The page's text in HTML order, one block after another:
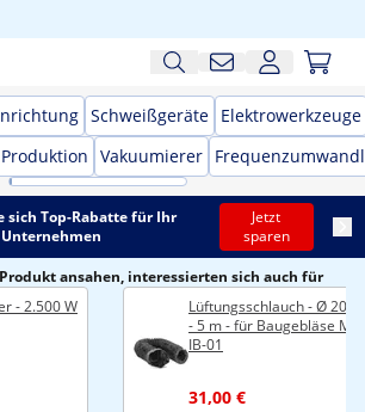
Schweißgeräte Elektrowerkzeuge
Produktion Vakuumierer
sich Top-Rabatte für Ihr
Unternehmen
Jetzt
sparen
ansahen, interessierten sich auch für
- 2.500 W
Lüftungsschlauch - Ø 200
- 5 m - für Baugebläse
IB-01
31,00 €